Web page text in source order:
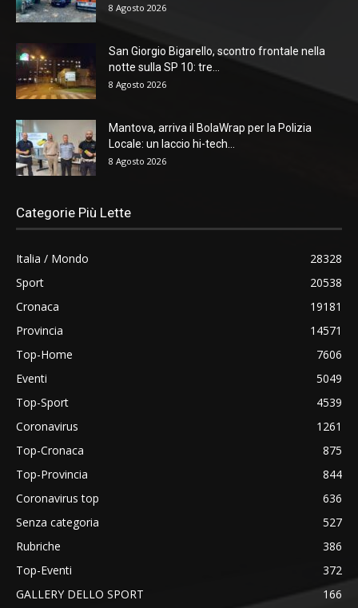
8 Agosto 2026
San Giorgio Bigarello, scontro frontale nella
notte sulla SP 10: tre...
8 Agosto 2026
Mantova, arriva il BolaWrap per la Polizia
Locale: un laccio hi-tech...
8 Agosto 2026
Categorie Più Lette
Italia / Mondo
28328
Sport
20538
Cronaca
19181
Provincia
14571
Top-Home
7606
Eventi
5049
Top-Sport
4539
Coronavirus
1261
Top-Cronaca
875
Top-Provincia
844
Coronavirus top
636
Senza categoria
527
Rubriche
386
Top-Eventi
372
GALLERY DELLO SPORT
166